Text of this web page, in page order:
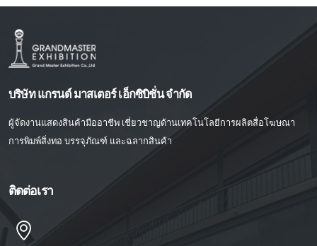
บริษัท แกรนด์ มาสเตอร์ เอ็กซิบิชั่น จำกัด
ผู้จัดงานแสดงสินค้ามืออาชีพ เชี่ยวชาญด้านเทคโนโลยีการผลิตสื่อโฆษณา
การพิมพ์สิ่งทอ บรรจุภัณฑ์ และฉลากสินค้า
ติดต่อเรา